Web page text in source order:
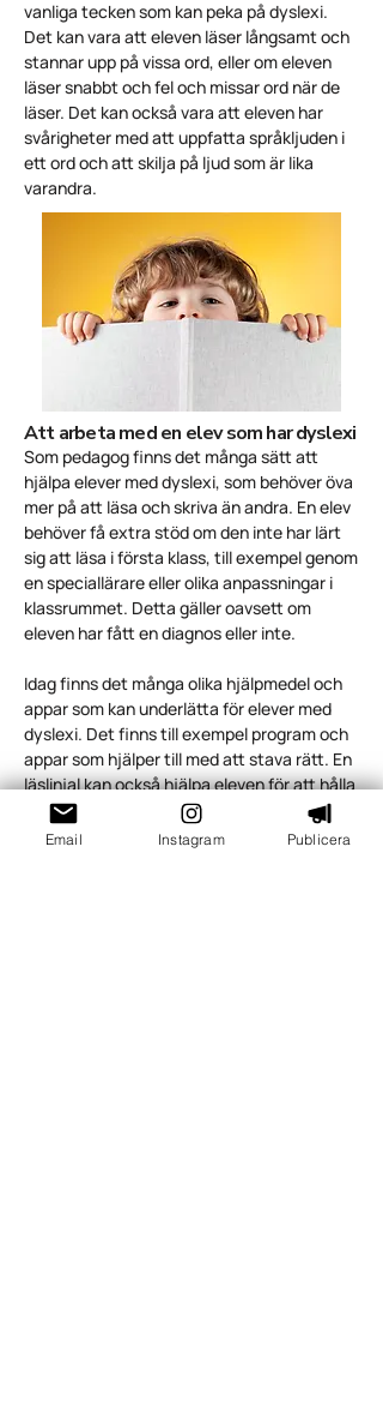
vanliga tecken som kan peka på dyslexi.
Det kan vara att eleven läser långsamt och
stannar upp på vissa ord, eller om eleven
läser snabbt och fel och missar ord när de
läser. Det kan också vara att eleven har
svårigheter med att uppfatta språkljuden i
ett ord och att skilja på ljud som är lika
varandra.
Att arbeta med en elev som har dyslexi
Som pedagog finns det många sätt att
hjälpa elever med dyslexi, som behöver öva
mer på att läsa och skriva än andra. En elev
behöver få extra stöd om den inte har lärt
sig att läsa i första klass, till exempel genom
en speciallärare eller olika anpassningar i
klassrummet. Detta gäller oavsett om
eleven har fått en diagnos eller inte.
Idag finns det många olika hjälpmedel och
appar som kan underlätta för elever med
dyslexi. Det finns till exempel program och
appar som hjälper till med att stava rätt. En
läslinjal kan också hjälpa eleven för att hålla
koll på var man är någonstans i texten när
man läser. För många kan det oftast vara
Email Instagram Publicera